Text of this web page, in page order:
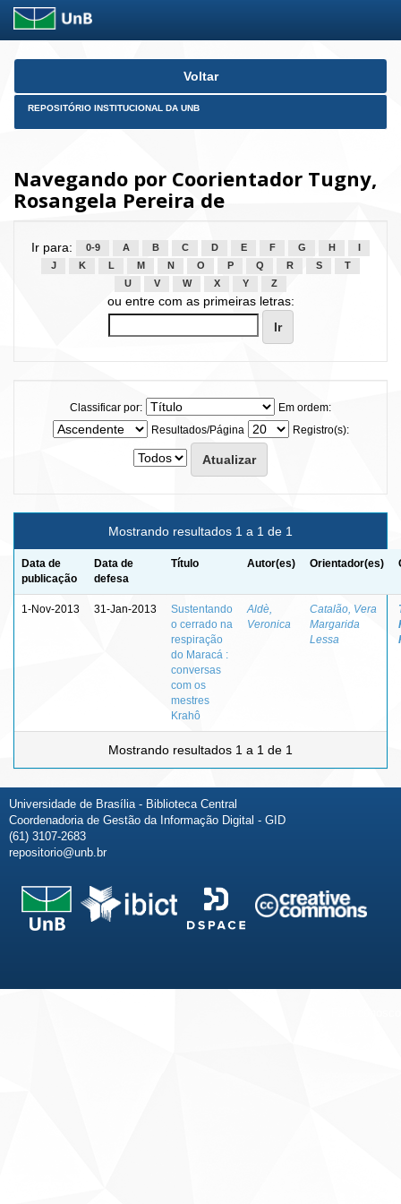
Skip
Voltar
REPOSITÓRIO INSTITUCIONAL DA UNB
Navegando por Coorientador Tugny,
Rosangela Pereira de
Ir para: 0-9 A B C D E F G H
J
K L M N O P Q R S
T
U
V W X Y Z
ou entre com as primeiras letras:
Classificar por:
Em ordem:
Resultados/Página
Registro(s):
Mostrando resultados 1 a 1 de 1
Data de
publicação
Data de
defesa
Título Autor(es) Orientador(es)
1-Nov-2013 31-Jan-2013
Sustentando
o cerrado na
respiração
do Maracá :
conversas
com os
mestres
Krahô
Aldè,
Veronica
Catalão, Vera
Margarida
Lessa
Mostrando resultados 1 a 1 de 1
Universidade de Brasília - Biblioteca Central
Coordenadoria de Gestão da Informação Digital - GID
(61) 3107-2683
repositorio@unb.br